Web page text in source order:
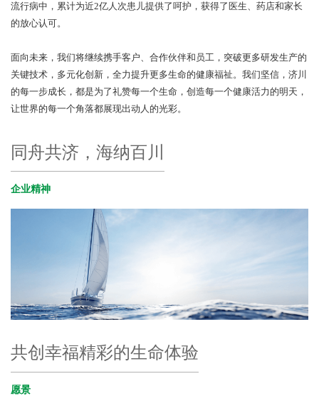
流行病中，累计为近2亿人次患儿提供了呵护，获得了医生、药店和家长
的放心认可。
面向未来，我们将继续携手客户、合作伙伴和员工，突破更多研发生产的
关键技术，多元化创新，全力提升更多生命的健康福祉。我们坚信，济川
的每一步成长，都是为了礼赞每一个生命，创造每一个健康活力的明天，
让世界的每一个角落都展现出动人的光彩。
同舟共济，海纳百川
企业精神
共创幸福精彩的生命体验
愿景